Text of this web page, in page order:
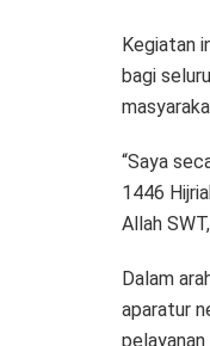
Kegiatan
bagi
“Saya
1446
Allah
Dalam
aparatur